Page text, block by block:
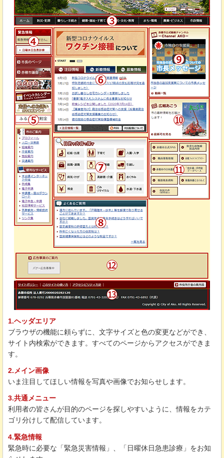
1.ヘッダエリア
ブラウザの機能に頼らずに、文字サイズと色の変更などができ、
サイト内検索ができます。すべてのページからアクセスができま
す。
2.メイン画像
いま注目してほしい情報を写真や画像でお知らせします。
3.共通メニュー
利用者の皆さんが目的のページを探しやすいように、情報をカテ
ゴリ分けして配信しています。
4.緊急情報
緊急時に必要な「緊急災害情報」、「日曜休日急患診療」をお知